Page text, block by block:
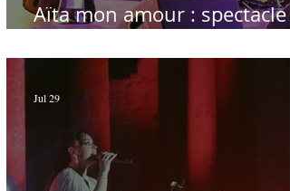
Aïta mon amour : spectacle
Jul 29